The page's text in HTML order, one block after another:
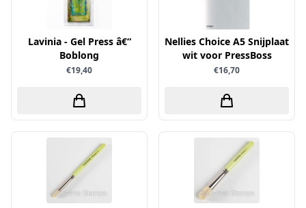
Lavinia - Gel Press â€“
Boblong
€19,40
Nellies Choice A5 Snijplaat
wit voor PressBoss
€16,70